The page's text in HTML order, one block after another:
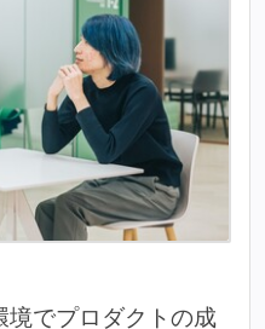
境でプロダクトの成